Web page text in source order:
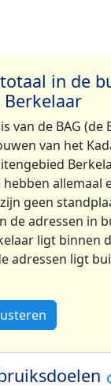
in de
van de BAG (de
van het
hebben allemaal
geen
de adressen in
ligt binnen
adressen ligt